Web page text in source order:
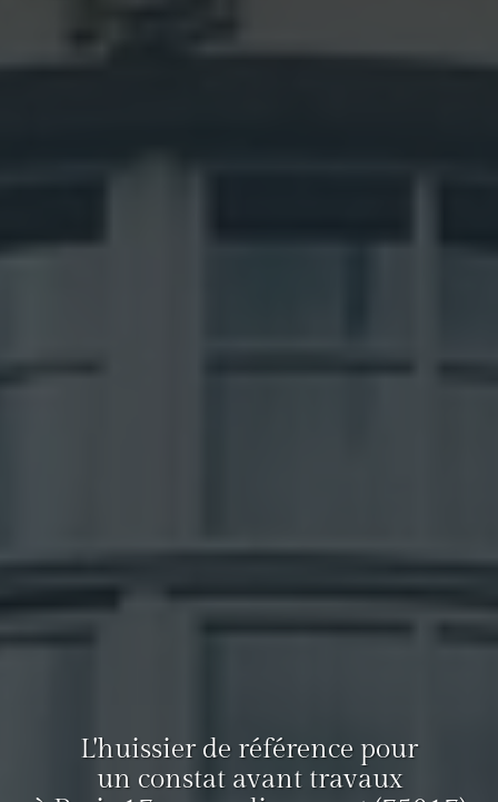
L'huissier de référence pour
un constat avant travaux